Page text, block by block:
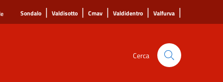
Sondalo | Valdisotto | Cmav | Valdidentro | Valfurva |
Cerca